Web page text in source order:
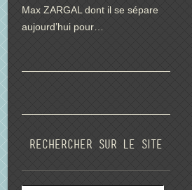
Max ZARGAL dont il se sépare
aujourd’hui pour…
Rechercher sur le site